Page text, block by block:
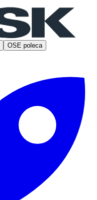
OSE poleca